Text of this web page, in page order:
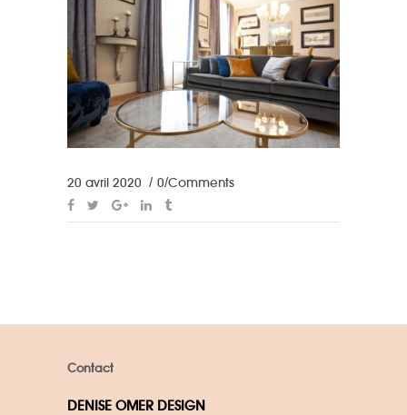
20 avril 2020 0 Comments
Contact
DENISE OMER DESIGN